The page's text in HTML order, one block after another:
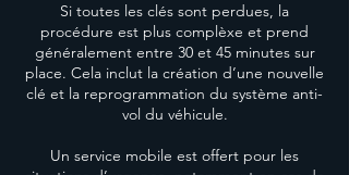
Si toutes les clés sont perdues, la
procédure est plus complèxe et prend
généralement entre 30 et 45 minutes sur
place. Cela inclut la création d’une nouvelle
clé et la reprogrammation du système anti-
vol du véhicule.
Un service mobile est offert pour les